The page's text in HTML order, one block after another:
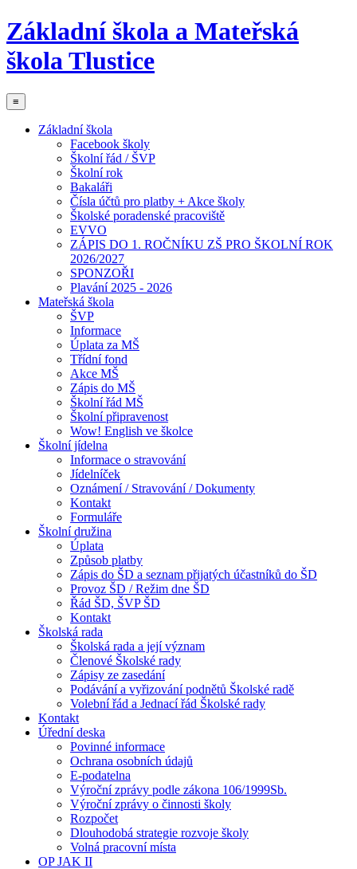
Základní škola a Mateřská
škola Tlustice
≡
Základní škola
Facebook školy
Školní řád / ŠVP
Školní rok
Bakaláři
Čísla účtů pro platby + Akce školy
Školské poradenské pracoviště
EVVO
ZÁPIS DO 1. ROČNÍKU ZŠ PRO ŠKOLNÍ ROK
2026/2027
SPONZOŘI
Plavání 2025 - 2026
Mateřská škola
ŠVP
Informace
Úplata za MŠ
Třídní fond
Akce MŠ
Zápis do MŠ
Školní řád MŠ
Školní připravenost
Wow! English ve školce
Školní jídelna
Informace o stravování
Jídelníček
Oznámení / Stravování / Dokumenty
Kontakt
Formuláře
Školní družina
Úplata
Způsob platby
Zápis do ŠD a seznam přijatých účastníků do ŠD
Provoz ŠD / Režim dne ŠD
Řád ŠD, ŠVP ŠD
Kontakt
Školská rada
Školská rada a její význam
Členové Školské rady
Zápisy ze zasedání
Podávání a vyřizování podnětů Školské radě
Volební řád a Jednací řád Školské rady
Kontakt
Úřední deska
Povinné informace
Ochrana osobních údajů
E-podatelna
Výroční zprávy podle zákona 106/1999Sb.
Výroční zprávy o činnosti školy
Rozpočet
Dlouhodobá strategie rozvoje školy
Volná pracovní místa
OP JAK II